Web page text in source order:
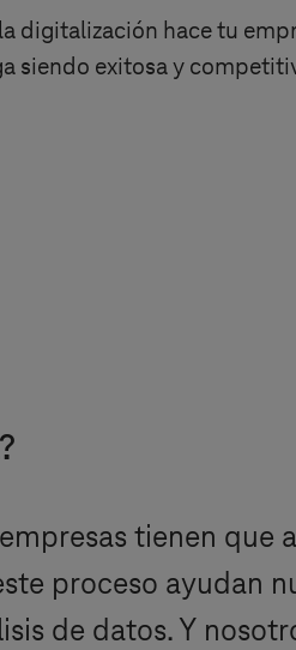
digitalización hace tu
siendo exitosa y
tienen que
proceso ayudan
de datos. Y